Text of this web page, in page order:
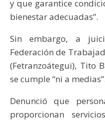
y que garantice
bienestar adecuadas”.
Sin embargo, a
Federación de
(Fetranzoátegui), Tito
se cumple “ni a medias”.
Denunció que
proporcionan